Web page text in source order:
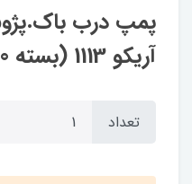
آریکو 1113 (بسته 10 عددی)
تعداد